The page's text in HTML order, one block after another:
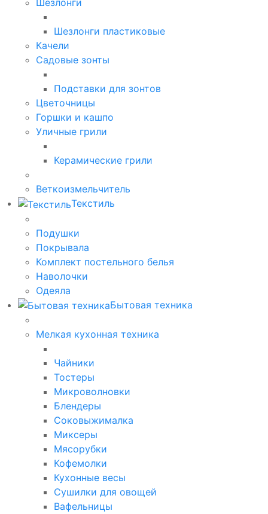
Шезлонги
Шезлонги пластиковые
Качели
Садовые зонты
Подставки для зонтов
Цветочницы
Горшки и кашпо
Уличные грили
Керамические грили
Веткоизмельчитель
Текстиль
Подушки
Покрывала
Комплект постельного белья
Наволочки
Одеяла
Бытовая техника
Мелкая кухонная техника
Чайники
Тостеры
Микроволновки
Блендеры
Соковыжималка
Миксеры
Мясорубки
Кофемолки
Кухонные весы
Сушилки для овощей
Вафельницы